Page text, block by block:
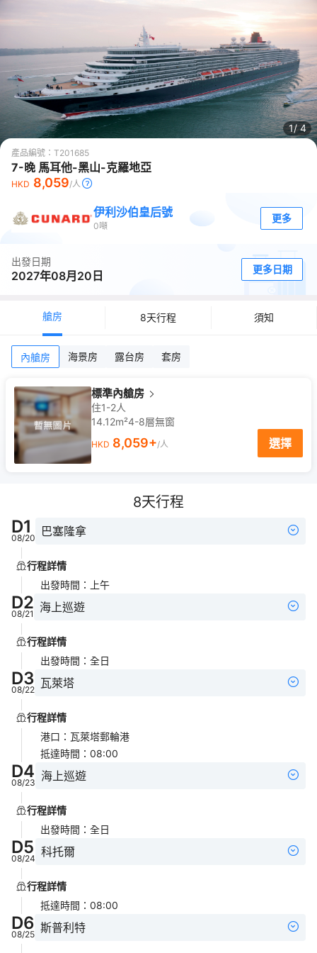
1/4
產品編號： T201685
7-晚 馬耳他-黑山-克羅地亞
HKD 8,059/人
伊利沙伯皇后號
0噸
更多
出發日期
2027年08月20日 更多日期
艙房 8天行程 須知
內艙房 海景房 露台房 套房
標準內艙房
住1-2人
14.12m²4-8層無窗
HKD 8,059+/人 選擇
8天行程
D1
08/20 巴塞隆拿
行程詳情
出發時間 ： 上午
D2
08/21 海上巡遊
行程詳情
出發時間 ： 全日
D3
08/22 瓦萊塔
行程詳情
港口 ： 瓦萊塔郵輪港
抵達時間 ： 08:00
D4
08/23 海上巡遊
行程詳情
出發時間 ： 全日
D5
08/24 科托爾
行程詳情
抵達時間 ： 08:00
D6
08/25 斯普利特